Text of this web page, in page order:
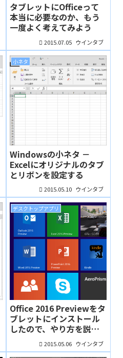
タブレットにOfficeって
本当に必要なのか、もう
一度よく考えてみよう
2015.07.05 ウインタブ
小ネタ
Windowsの小ネタ －
Excelにオリジナルのタブ
とリボンを設定する
2015.05.10 ウインタブ
デスクトップアプリ
Office 2016 Previewをタ
ブレットにインストール
したので、やり方を説明
2015.05.06 ウインタブ